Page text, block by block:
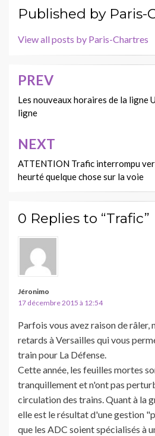
Published by Paris-
View all posts by Paris-Chartres
Navigation
de
l’article
PREV
Les nouveaux horaires de la ligne
ligne
NEXT
ATTENTION Trafic interrompu
heurté quelque chose sur la voie
0 Replies to “Trafic”
Jéronimo
17 décembre 2015 à 12:54
Parfois vous avez raison de râler,
retards à Versailles qui vous
train pour La Défense.
Cette année, les feuilles mortes
tranquillement et n'ont pas
circulation des trains. Quant à la
elle est le résultat d'une gestion
que les ADC soient spécialisés à